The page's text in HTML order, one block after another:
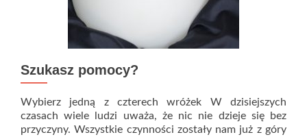
Szukasz pomocy?
Wybierz jedną z czterech wróżek W dzisiejszych
czasach wiele ludzi uważa, że nic nie dzieje się bez
przyczyny. Wszystkie czynności zostały nam już z góry